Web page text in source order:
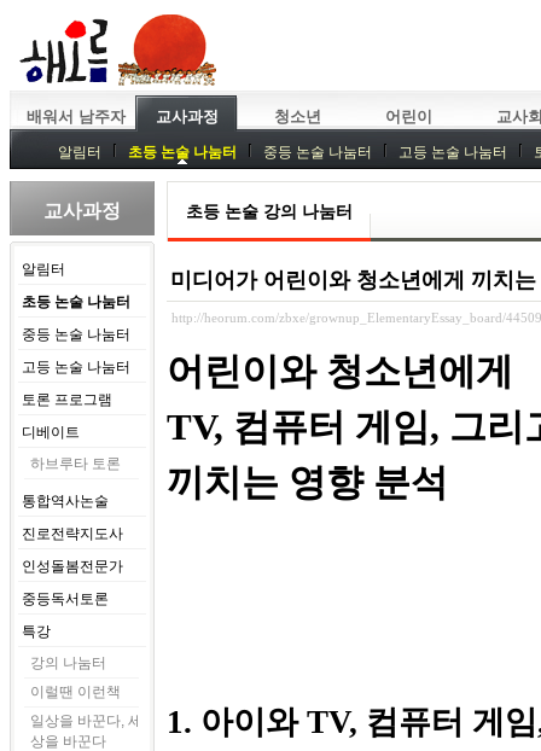
배워서 남주자 교사과정 청소년 어린이 교사
알림터 초등 논술 나눔터 중등 논술 나눔터 고등 논술 나눔터
중등독서토론
특강 중등논술 강사 기획회의 외부강좌
교사과정
알림터
초등 논술 나눔터
중등 논술 나눔터
고등 논술 나눔터
토론 프로그램
디베이트
하브루타 토론
통합역사논술
진로전략지도사
인성돌봄전문가
중등독서토론
특강
강의 나눔터
이럴땐 이런책
일상을 바꾼다, 세
상을 바꾼다
초등 논술 강의 나눔터
미디어가 어린이와 청소년에게 끼치
http://heorum.com/zbxe/grownup_ElementaryEssay_board/44509
어린이와 청소년에게
TV, 컴퓨터 게임, 그리
끼치는 영향 분석
1. 아이와 TV, 컴퓨터 게